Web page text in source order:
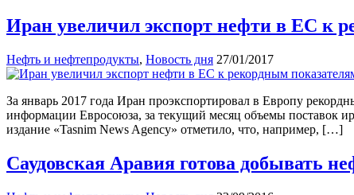
Иран увеличил экспорт нефти в ЕС к
Нефть и нефтепродукты, Новость дня 27/01/2017
За январь 2017 года Иран проэкспортировал в Европу
информации Евросоюза, за текущий месяц объемы поставок
издание «Tasnim News Agency» отметило, что, например, […]
Саудовская Аравия готова добывать